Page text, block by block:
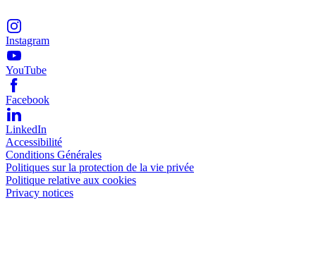
Instagram
YouTube
Facebook
LinkedIn
Accessibilité
Conditions Générales
Politiques sur la protection de la vie privée
Politique relative aux cookies
Privacy notices